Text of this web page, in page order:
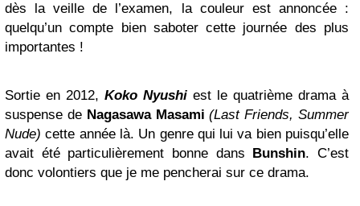
dès la veille de l’examen, la couleur est annoncée :
quelqu’un compte bien saboter cette journée des plus
importantes !
Sortie en 2012, Koko Nyushi est le quatrième drama à
suspense de Nagasawa Masami (Last Friends, Summer
Nude) cette année là. Un genre qui lui va bien puisqu’elle
avait été particulièrement bonne dans Bunshin. C’est
donc volontiers que je me pencherai sur ce drama.